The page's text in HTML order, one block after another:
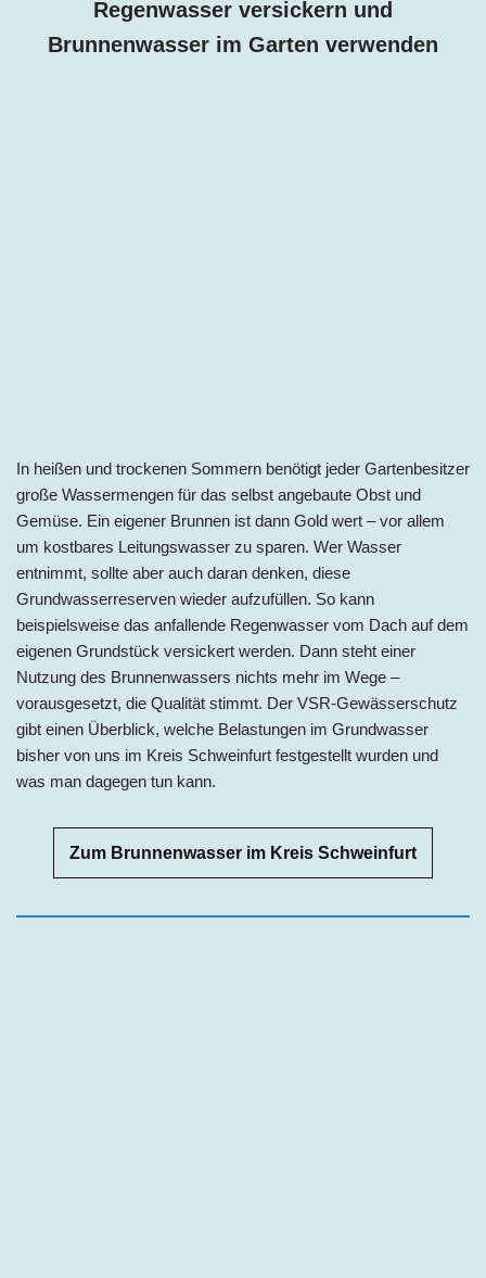
Regenwasser versickern und
Brunnenwasser im Garten verwenden
In heißen und trockenen Sommern benötigt jeder Gartenbesitzer
große Wassermengen für das selbst angebaute Obst und
Gemüse. Ein eigener Brunnen ist dann Gold wert – vor allem
um kostbares Leitungswasser zu sparen. Wer Wasser
entnimmt, sollte aber auch daran denken, diese
Grundwasserreserven wieder aufzufüllen. So kann
beispielsweise das anfallende Regenwasser vom Dach auf dem
eigenen Grundstück versickert werden. Dann steht einer
Nutzung des Brunnenwassers nichts mehr im Wege –
vorausgesetzt, die Qualität stimmt. Der VSR-Gewässerschutz
gibt einen Überblick, welche Belastungen im Grundwasser
bisher von uns im Kreis Schweinfurt festgestellt wurden und
was man dagegen tun kann.
Zum Brunnenwasser im Kreis Schweinfurt